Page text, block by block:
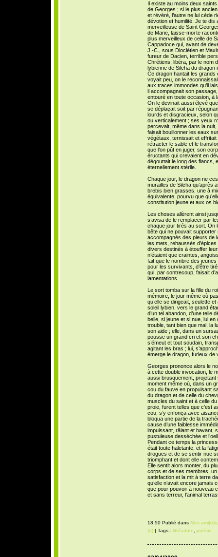
Il existe au moins deux
de Georges ; si le plus
et révéré, l’autre ne lui cède
dévotion et humilité. Je te dis
merveilleuse de Saint
de Marie, laisse-moi te
plus merveilleux de celle de
Cappadoce qui, avant de
J.-C., sous Dioclétien et
fureur de Dacien, terrible
Chrétiens, libéra, par le nom
lybienne de Silcha du dragon
Ce dragon hantait les grands
voyait peu, on le
aux traces immondes qu’il
il accompagnait son
entouré en toute occasion, à
On le devinait aussi élevé
se déplaçait soit par
lourds et disgracieux, selon
ou verticalement ; ses yeux
percevait, même dans la
faisait bouillonner les eaux
végétaux, ternissait et
rétracter le sable et le
que l’on pût en juger, son
éructants qui crevaient en
dégouttait le long des flancs,
éternellement stérile.
Chaque jour, le dragon ne
murailles de Silcha qu’après
brebis bien grasses, une à
équivalente, pourvu que
constitution jeune et aux os
Les choses allèrent ainsi
s’avisa de le remplacer par
chaque jour tirés au sort. On
bête qui ne pouvait
accompagnés des pleurs de
les mets, rehaussés
divers destinés à étouffer
n’étaient que craintes,
fait que le nombre des
pour les survivants, d’être
qui, par contrecoup, faisait
lamentations.
Le sort tomba sur la fille du
mémoire, le jour même où
qu’elle se dirigeait, seulette
soleil lybien, vers le grand
d’un tel abandon, d’une telle
belle, si jeune et si nue, lui
trouble, tant bien que mal, la
son aide ; elle, dans un
pousse un grand cri et son
s’émeut et tout soudain,
agitant les bras ; lui,
émerge le dragon, furieux de
Georges prononce alors le
à cette double invocation, le
aussi brusquement,
moment même où, dans un
cou du fauve en propulsant
du dragon et de celle du
muscles du saint et à celle
proie, furent telles que c’est
cou, s’y enfonça avec
bloqua une partie de la
cause d’une faiblesse
impuissant, râlant et bavant,
pustuleuse desséchée et
Pendant ce temps la
était toute haletante, et la
drogues et de se sentir nue
triomphant et dont elle
Elle sentit alors monter, du
corps et de ses membres,
satisfaction et la mit à terre
qu’elle n’avait encore
que pour pouvoir à nouveau
et sans terreur, l’animal
18:50 Publié dans Mes
(0)| Tags : littérature poésie